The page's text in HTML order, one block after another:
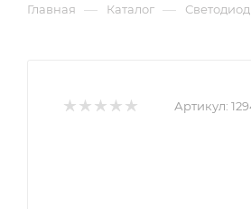
Главная — Каталог —
Артикул: